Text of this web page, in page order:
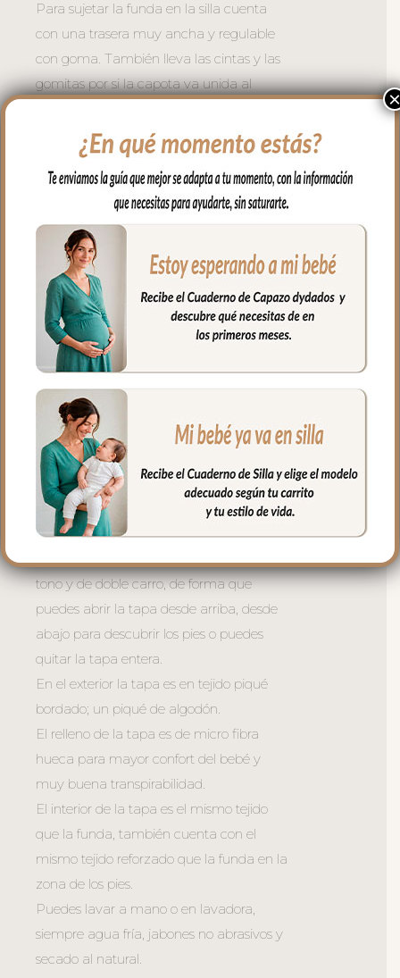
Para sujetar la funda en la silla cuenta
con una trasera muy ancha y regulable
con goma. También lleva las cintas y las
gomitas por si la capota va unida al
Cuenta con un sistema de sujeción
adicional el S_PLUS para conseguir que
a la funda quede mejor sujeta al
respaldo. Son unas cintas que pasas por
las aberturas de los arneses en el respaldo
hasta pasar a la parte posterior y se
abrochan entre ellas.
Las aberturas verticales en el respaldo y
ojales en el culete son aptas para la salida
de arenes de todo tipo de sillas.
permitir plegar las sillas que tienen cierre
de libro.
En la zona de los pies una trasera elástica
para sujetar la funda en la parte de
abajo.
La tapa del saco va sujeta a la funda
tono y de doble carro, de forma que
puedes abrir la tapa desde arriba, desde
abajo para descubrir los pies o puedes
quitar la tapa entera.
En el exterior la tapa es en tejido piqué
bordado; un piqué de algodón.
El relleno de la tapa es de micro fibra
hueca para mayor confort del bebé y
muy buena transpirabilidad.
El interior de la tapa es el mismo tejido
que la funda, también cuenta con el
mismo tejido reforzado que la funda en la
zona de los pies.
Puedes lavar a mano o en lavadora,
siempre agua fría, jabones no abrasivos y
secado al natural.
×